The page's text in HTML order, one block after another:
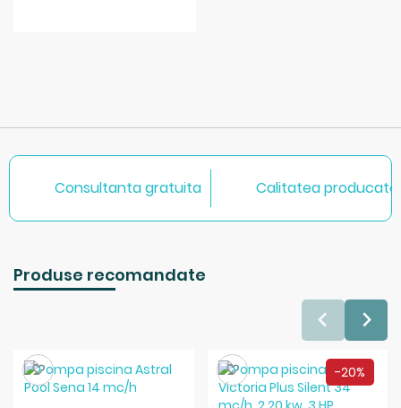
Consultanta gratuita Calitatea
Produse recomandate
Salveaza -20%
Salveaza